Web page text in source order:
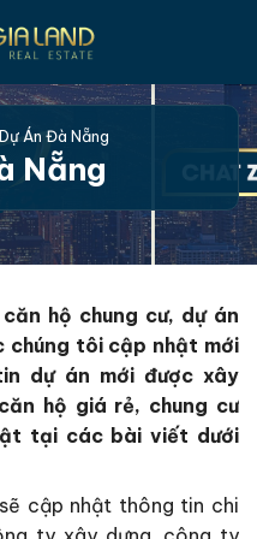
Dự Án Đà Nẵng
Nẵng
hộ chung cư, dự án
chúng tôi cập nhật mới
dự án mới được xây
hộ giá rẻ, chung cư
tại các bài viết dưới
cập nhật thông tin chi